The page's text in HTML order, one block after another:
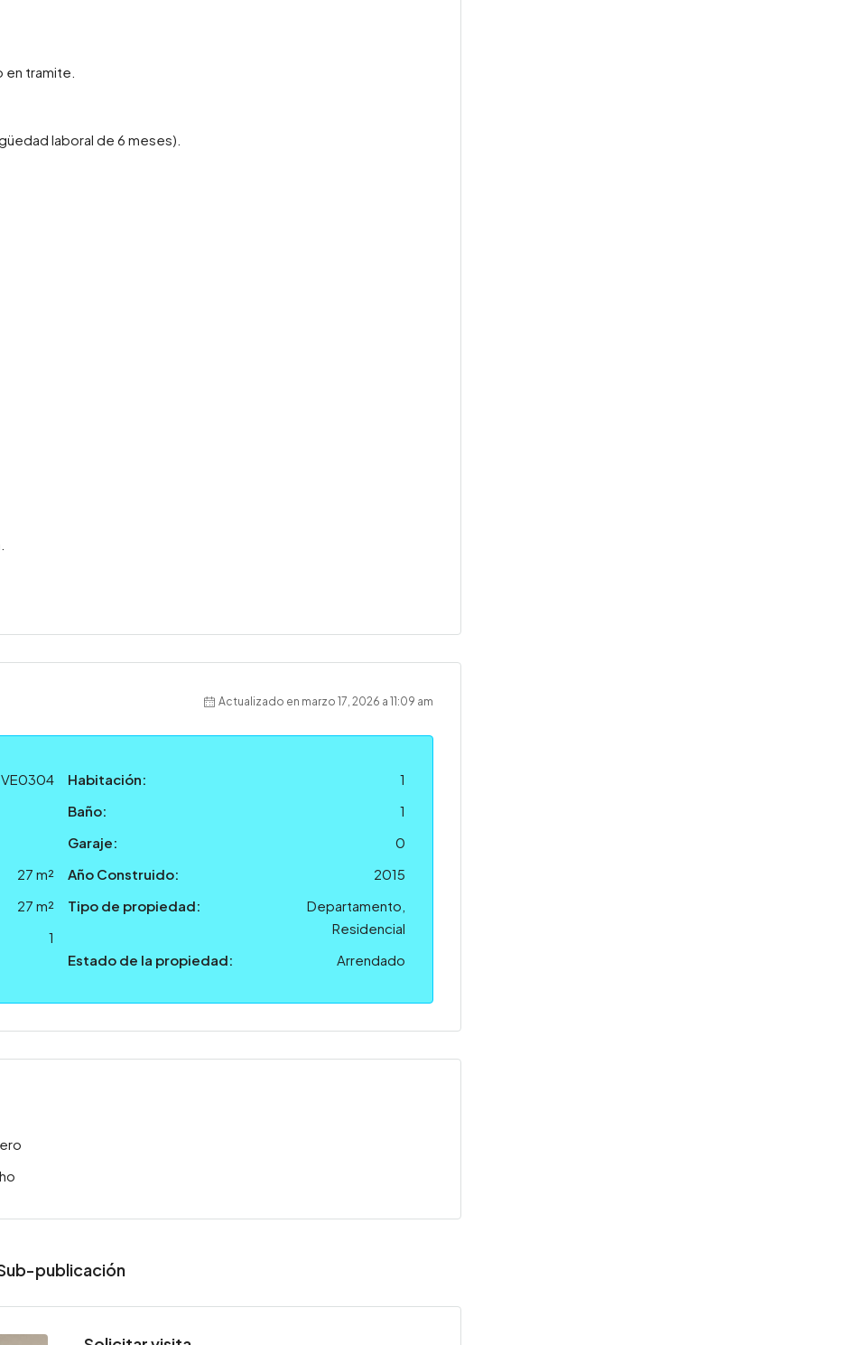
tramite.
laboral de 6 meses).
Actualizado en marzo 17, 2026 a 11:09 am
VE0304
27 m²
27 m²
1
Habitación:
1
Baño:
1
Garaje:
0
Año Construido:
2015
Tipo de propiedad:
Departamento,
Residencial
Estado de la propiedad:
Arrendado
publicación